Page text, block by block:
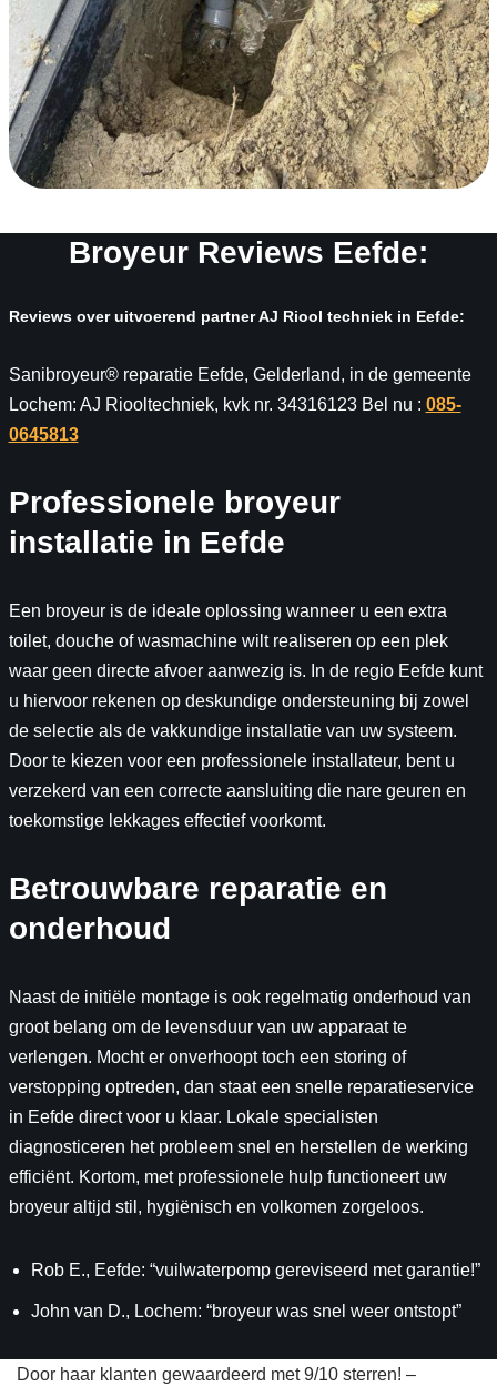
Broyeur Reviews Eefde:
Reviews over uitvoerend partner AJ Riool techniek in Eefde:
Sanibroyeur® reparatie Eefde, Gelderland, in de gemeente
Lochem: AJ Riooltechniek, kvk nr. 34316123 Bel nu : 085-
0645813
Professionele broyeur
installatie in Eefde
Een broyeur is de ideale oplossing wanneer u een extra
toilet, douche of wasmachine wilt realiseren op een plek
waar geen directe afvoer aanwezig is. In de regio Eefde kunt
u hiervoor rekenen op deskundige ondersteuning bij zowel
de selectie als de vakkundige installatie van uw systeem.
Door te kiezen voor een professionele installateur, bent u
verzekerd van een correcte aansluiting die nare geuren en
toekomstige lekkages effectief voorkomt.
Betrouwbare reparatie en
onderhoud
Naast de initiële montage is ook regelmatig onderhoud van
groot belang om de levensduur van uw apparaat te
verlengen. Mocht er onverhoopt toch een storing of
verstopping optreden, dan staat een snelle reparatieservice
in Eefde direct voor u klaar. Lokale specialisten
diagnosticeren het probleem snel en herstellen de werking
efficiënt. Kortom, met professionele hulp functioneert uw
broyeur altijd stil, hygiënisch en volkomen zorgeloos.
Rob E., Eefde: “vuilwaterpomp gereviseerd met garantie!”
John van D., Lochem: “broyeur was snel weer ontstopt”
Door haar klanten gewaardeerd met 9/10 sterren! –